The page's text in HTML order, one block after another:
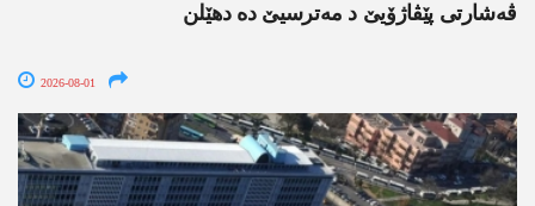
ڤەشارتی پێڤاژۆیێ د مەترسیێ دە دھێلن
2026-08-01